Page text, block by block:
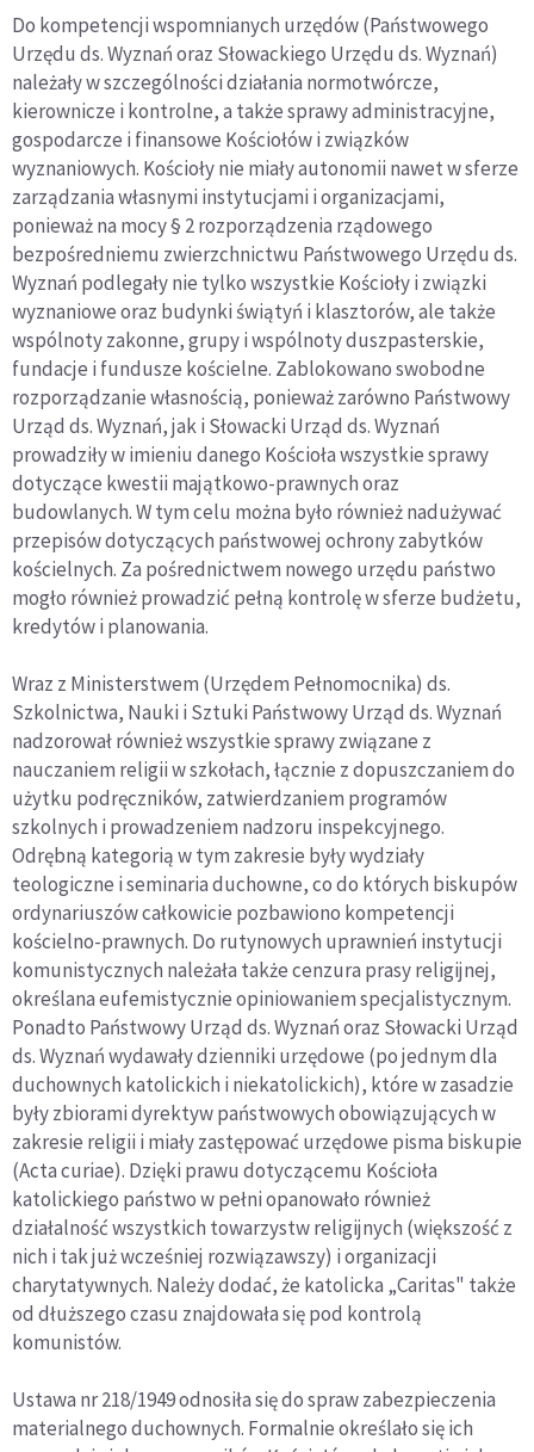
Do kompetencji wspomnianych urzędów (Państwowego
Urzędu ds. Wyznań oraz Słowackiego Urzędu ds. Wyznań)
należały w szczególności działania normotwórcze,
kierownicze i kontrolne, a także sprawy administracyjne,
gospodarcze i finansowe Kościołów i związków
wyznaniowych. Kościoły nie miały autonomii nawet w sferze
zarządzania własnymi instytucjami i organizacjami,
ponieważ na mocy § 2 rozporządzenia rządowego
bezpośredniemu zwierzchnictwu Państwowego Urzędu ds.
Wyznań podlegały nie tylko wszystkie Kościoły i związki
wyznaniowe oraz budynki świątyń i klasztorów, ale także
wspólnoty zakonne, grupy i wspólnoty duszpasterskie,
fundacje i fundusze kościelne. Zablokowano swobodne
rozporządzanie własnością, ponieważ zarówno Państwowy
Urząd ds. Wyznań, jak i Słowacki Urząd ds. Wyznań
prowadziły w imieniu danego Kościoła wszystkie sprawy
dotyczące kwestii majątkowo-prawnych oraz
budowlanych. W tym celu można było również nadużywać
przepisów dotyczących państwowej ochrony zabytków
kościelnych. Za pośrednictwem nowego urzędu państwo
mogło również prowadzić pełną kontrolę w sferze budżetu,
kredytów i planowania.
Wraz z Ministerstwem (Urzędem Pełnomocnika) ds.
Szkolnictwa, Nauki i Sztuki Państwowy Urząd ds. Wyznań
nadzorował również wszystkie sprawy związane z
nauczaniem religii w szkołach, łącznie z dopuszczaniem do
użytku podręczników, zatwierdzaniem programów
szkolnych i prowadzeniem nadzoru inspekcyjnego.
Odrębną kategorią w tym zakresie były wydziały
teologiczne i seminaria duchowne, co do których biskupów
ordynariuszów całkowicie pozbawiono kompetencji
kościelno-prawnych. Do rutynowych uprawnień instytucji
komunistycznych należała także cenzura prasy religijnej,
określana eufemistycznieopiniowaniem specjalistycznym.
Ponadto Państwowy Urząd ds. Wyznań oraz Słowacki Urząd
ds. Wyznań wydawały dzienniki urzędowe (po jednym dla
duchownych katolickich i niekatolickich), które w zasadzie
były zbiorami dyrektyw państwowych obowiązujących w
zakresie religii i miały zastępować urzędowe pisma biskupie
(Acta curiae). Dzięki prawu dotyczącemu Kościoła
katolickiego państwo w pełni opanowało również
działalność wszystkich towarzystw religijnych (większość z
nich i tak już wcześniej rozwiązawszy) i organizacji
charytatywnych. Należy dodać, że katolicka „Caritas" także
od dłuższego czasu znajdowała się pod kontrolą
komunistów.
Ustawa nr 218/1949 odnosiła się do spraw zabezpieczenia
materialnego duchownych. Formalnie określało się ich